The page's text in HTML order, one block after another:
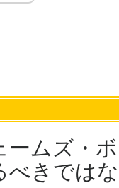
ムズ・ボ
べきではな